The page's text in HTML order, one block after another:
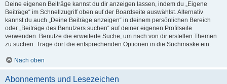
Deine eigenen Beiträge kannst du dir anzeigen lassen, indem du „Eigene
Beiträge“ im Schnellzugriff oben auf der Boardseite auswählst. Alternativ
kannst du auch „Deine Beiträge anzeigen“ in deinem persönlichen Bereich
oder „Beiträge des Benutzers suchen“ auf deiner eigenen Profilseite
verwenden. Benutze die erweiterte Suche, um nach von dir erstellen Themen
zu suchen. Trage dort die entsprechenden Optionen in die Suchmaske ein.
Nach oben
Abonnements und Lesezeichen